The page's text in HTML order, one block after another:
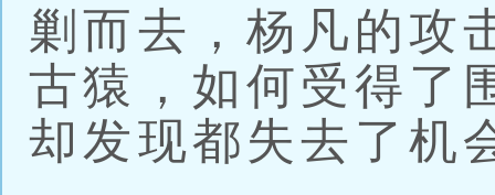
剿而去，杨凡的攻
古猿，如何受得了
却发现都失去了机